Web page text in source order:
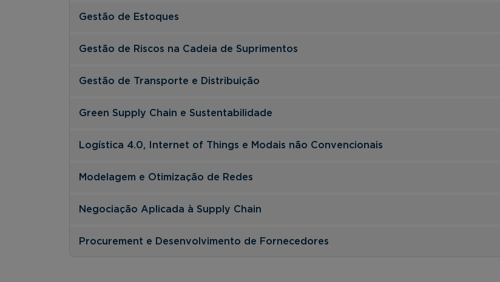
Gestão de Estoques
Gestão de Riscos na Cadeia de Suprimentos
Gestão de Transporte e Distribuição
Green Supply Chain e Sustentabilidade
Logística 4.0, Internet of Things e Modais não Convencionais
Modelagem e Otimização de Redes
Negociação Aplicada à Supply Chain
Procurement e Desenvolvimento de Fornecedores